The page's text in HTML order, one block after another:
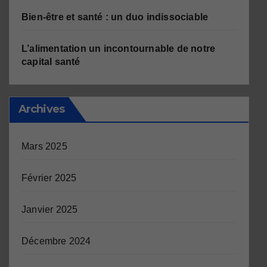
Bien-être et santé : un duo indissociable
L’alimentation un incontournable de notre
capital santé
Archives
Mars 2025
Février 2025
Janvier 2025
Décembre 2024